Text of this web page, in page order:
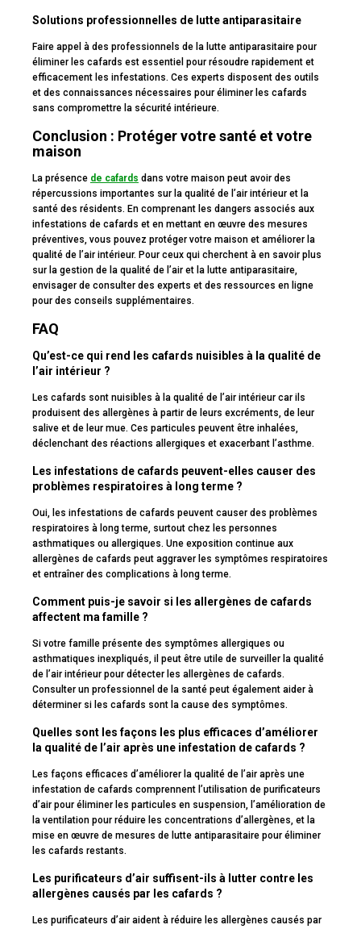
Solutions professionnelles de lutte antiparasitaire
Faire appel à des professionnels de la lutte antiparasitaire pour
éliminer les cafards est essentiel pour résoudre rapidement et
efficacement les infestations. Ces experts disposent des outils
et des connaissances nécessaires pour éliminer les cafards
sans compromettre la sécurité intérieure.
Conclusion : Protéger votre santé et votre
maison
La présence de cafards dans votre maison peut avoir des
répercussions importantes sur la qualité de l’air intérieur et la
santé des résidents. En comprenant les dangers associés aux
infestations de cafards et en mettant en œuvre des mesures
préventives, vous pouvez protéger votre maison et améliorer la
qualité de l’air intérieur. Pour ceux qui cherchent à en savoir plus
sur la gestion de la qualité de l’air et la lutte antiparasitaire,
envisager de consulter des experts et des ressources en ligne
pour des conseils supplémentaires.
FAQ
Qu’est-ce qui rend les cafards nuisibles à la qualité de
l’air intérieur ?
Les cafards sont nuisibles à la qualité de l’air intérieur car ils
produisent des allergènes à partir de leurs excréments, de leur
salive et de leur mue. Ces particules peuvent être inhalées,
déclenchant des réactions allergiques et exacerbant l’asthme.
Les infestations de cafards peuvent-elles causer des
problèmes respiratoires à long terme ?
Oui, les infestations de cafards peuvent causer des problèmes
respiratoires à long terme, surtout chez les personnes
asthmatiques ou allergiques. Une exposition continue aux
allergènes de cafards peut aggraver les symptômes respiratoires
et entraîner des complications à long terme.
Comment puis-je savoir si les allergènes de cafards
affectent ma famille ?
Si votre famille présente des symptômes allergiques ou
asthmatiques inexpliqués, il peut être utile de surveiller la qualité
de l’air intérieur pour détecter les allergènes de cafards.
Consulter un professionnel de la santé peut également aider à
déterminer si les cafards sont la cause des symptômes.
Quelles sont les façons les plus efficaces d’améliorer
la qualité de l’air après une infestation de cafards ?
Les façons efficaces d’améliorer la qualité de l’air après une
infestation de cafards comprennent l’utilisation de purificateurs
d’air pour éliminer les particules en suspension, l’amélioration de
la ventilation pour réduire les concentrations d’allergènes, et la
mise en œuvre de mesures de lutte antiparasitaire pour éliminer
les cafards restants.
Les purificateurs d’air suffisent-ils à lutter contre les
allergènes causés par les cafards ?
Les purificateurs d’air aident à réduire les allergènes causés par